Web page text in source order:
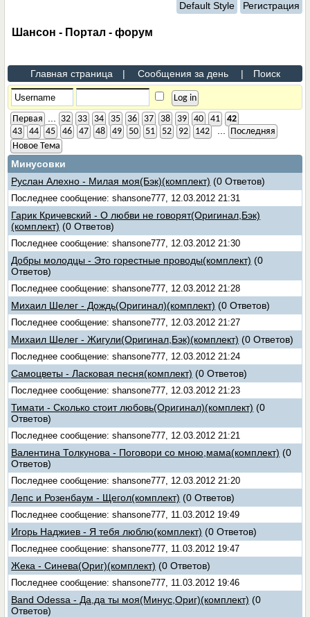
Default Style Регистрация
Шансон - Портал - форум
Главная страница | Сообщения за день | Поиск
Первая 32 33 34 35 36 37 38 39 40 41
42
43
44 45 46 47 48 49 50 51 52 92 142
Последняя
Новое Тема
Минусовки
Руслан Алехно - Милая моя(Бэк)(комплект) (0 Ответов)
Последнее сообщение: shansone777, 12.03.2012 21:31
Гарик Кричевский - О любви не говорят(Оригинал,Бэк)
(комплект) (0 Ответов)
Последнее сообщение: shansone777, 12.03.2012 21:30
Добры молодцы - Это горестные проводы(комплект) (0
Ответов)
Последнее сообщение: shansone777, 12.03.2012 21:28
Михаил Шелег - Дождь(Оригинал)(комплект) (0 Ответов)
Последнее сообщение: shansone777, 12.03.2012 21:27
Михаил Шелег - Жигули(Оригинал,Бэк)(комплект) (0 Ответов)
Последнее сообщение: shansone777, 12.03.2012 21:24
Самоцветы - Ласковая песня(комплект) (0 Ответов)
Последнее сообщение: shansone777, 12.03.2012 21:23
Тимати - Сколько стоит любовь(Оригинал)(комплект) (0
Ответов)
Последнее сообщение: shansone777, 12.03.2012 21:21
Валентина Толкунова - Поговори со мною,мама(комплект) (0
Ответов)
Последнее сообщение: shansone777, 12.03.2012 21:20
Лепс и Розенбаум - Щегол(комплект) (0 Ответов)
Последнее сообщение: shansone777, 11.03.2012 19:49
Игорь Наджиев - Я тебя люблю(комплект) (0 Ответов)
Последнее сообщение: shansone777, 11.03.2012 19:47
Жека - Синева(Ориг)(комплект) (0 Ответов)
Последнее сообщение: shansone777, 11.03.2012 19:46
Band Odessa - Да,да ты моя(Минус,Ориг)(комплект) (0
Ответов)